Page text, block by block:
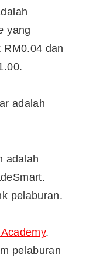
yang
dan
adalah
adalah
pelaburan.
.
pelaburan